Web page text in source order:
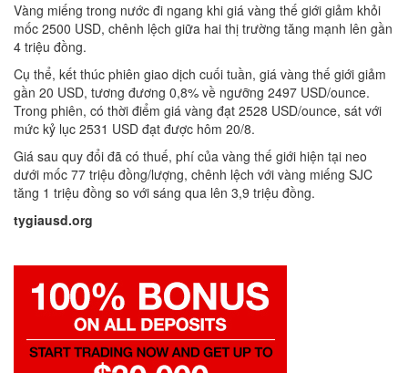
Vàng miếng trong nước đi ngang khi giá vàng thế giới giảm khỏi
mốc 2500 USD, chênh lệch giữa hai thị trường tăng mạnh lên gần
4 triệu đồng.
Cụ thể, kết thúc phiên giao dịch cuối tuần, giá vàng thế giới giảm
gần 20 USD, tương đương 0,8% về ngưỡng 2497 USD/ounce.
Trong phiên, có thời điểm giá vàng đạt 2528 USD/ounce, sát với
mức kỷ lục 2531 USD đạt được hôm 20/8.
Giá sau quy đổi đã có thuế, phí của vàng thế giới hiện tại neo
dưới mốc 77 triệu đồng/lượng, chênh lệch với vàng miếng SJC
tăng 1 triệu đồng so với sáng qua lên 3,9 triệu đồng.
tygiausd.org